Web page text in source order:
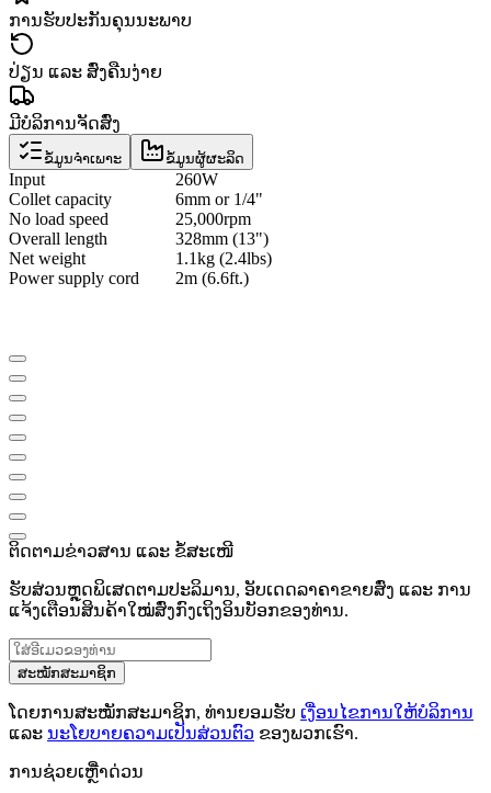
ການຮັບປະກັນຄຸນນະພາບ
ປ່ຽນ ແລະ ສົ່ງຄືນງ່າຍ
ມີບໍລິການຈັດສົ່ງ
ຂໍ້ມູນຈຳເພາະ ຂໍ້ມູນຜູ້ຜະລິດ
Input
260W
Collet capacity
6mm or 1/4"
No load speed
25,000rpm
Overall length
328mm (13")
Net weight
1.1kg (2.4lbs)
Power supply cord
2m (6.6ft.)
ຕິດຕາມຂ່າວສານ ແລະ ຂໍ້ສະເໜີ
ຮັບສ່ວນຫຼຸດພິເສດຕາມປະລິມານ, ອັບເດດລາຄາຂາຍສົ່ງ ແລະ ການ
ແຈ້ງເຕືອນສິນຄ້າໃໝ່ສົ່ງກົງເຖິງອິນບັອກຂອງທ່ານ.
ສະໝັກສະມາຊິກ
ໂດຍການສະໝັກສະມາຊິກ, ທ່ານຍອມຮັບ ເງື່ອນໄຂການໃຫ້ບໍລິການ
ແລະ ນະໂຍບາຍຄວາມເປັນສ່ວນຕົວ ຂອງພວກເຮົາ.
ການຊ່ວຍເຫຼືໍາດ່ວນ